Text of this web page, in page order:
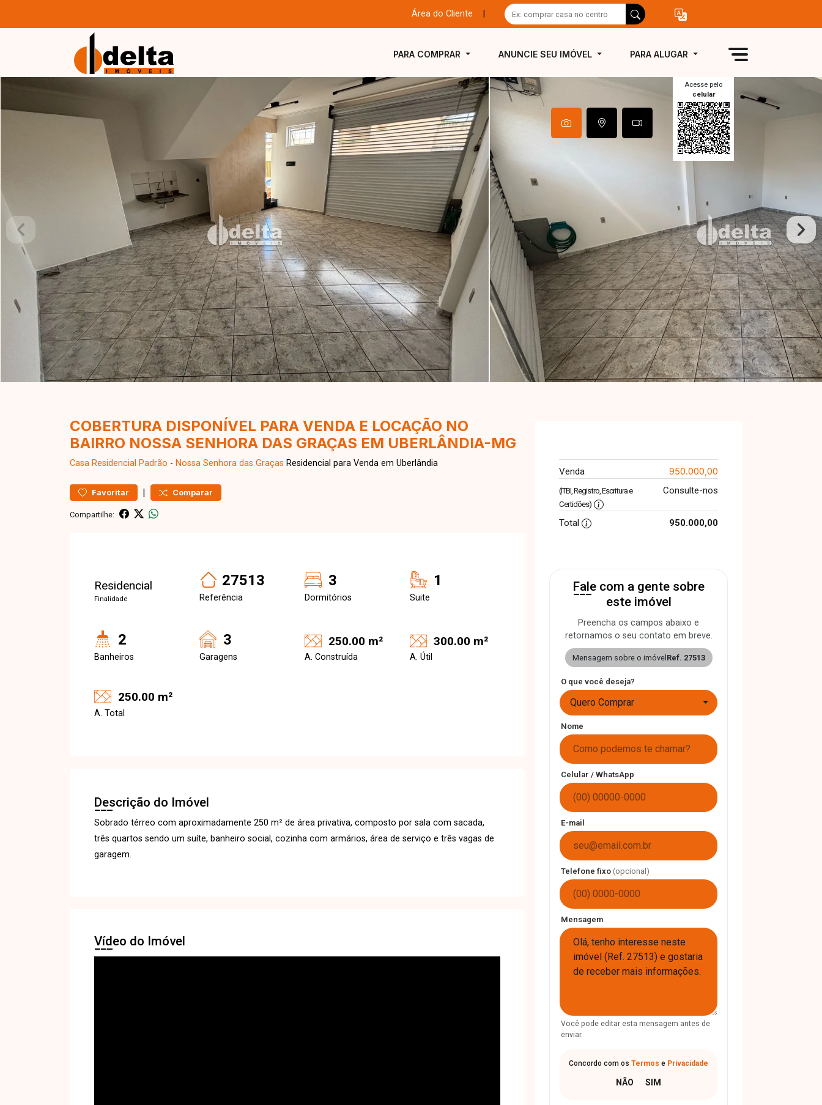
Área do Cliente
PARA COMPRAR ANUNCIE SEU IMÓVEL PARA ALUGAR
Acesse pelo
celular
COBERTURA DISPONÍVEL PARA VENDA E LOCAÇÃO NO
BAIRRO NOSSA SENHORA DAS GRAÇAS EM UBERLÂNDIA-MG
Casa Residencial Padrão - Nossa Senhora das Graças Residencial para Venda em Uberlândia
Favoritar | Comparar
Compartilhe:
Residencial
Finalidade
27513
Referência
3
Dormitórios
1
Suite
2
Banheiros
3
Garagens
250.00 m²
A. Construída
300.00 m²
A. Útil
250.00 m²
A. Total
Descrição do Imóvel
Sobrado térreo com aproximadamente 250 m² de área privativa, composto por sala com sacada,
três quartos sendo um suíte, banheiro social, cozinha com armários, área de serviço e três vagas de
garagem.
Vídeo do Imóvel
Venda 950.000,00
(ITBI, Registro, Escritura e
Certidões)
Consulte-nos
Total 950.000,00
Fale com a gente sobre
este imóvel
Preencha os campos abaixo e
retornamos o seu contato em breve.
Mensagem sobre o imóvel Ref. 27513
O que você deseja?
Quero Comprar
Nome
Celular / WhatsApp
E-mail
Telefone fixo (opcional)
Mensagem
Você pode editar esta mensagem antes de
enviar.
Concordo com os Termos e Privacidade